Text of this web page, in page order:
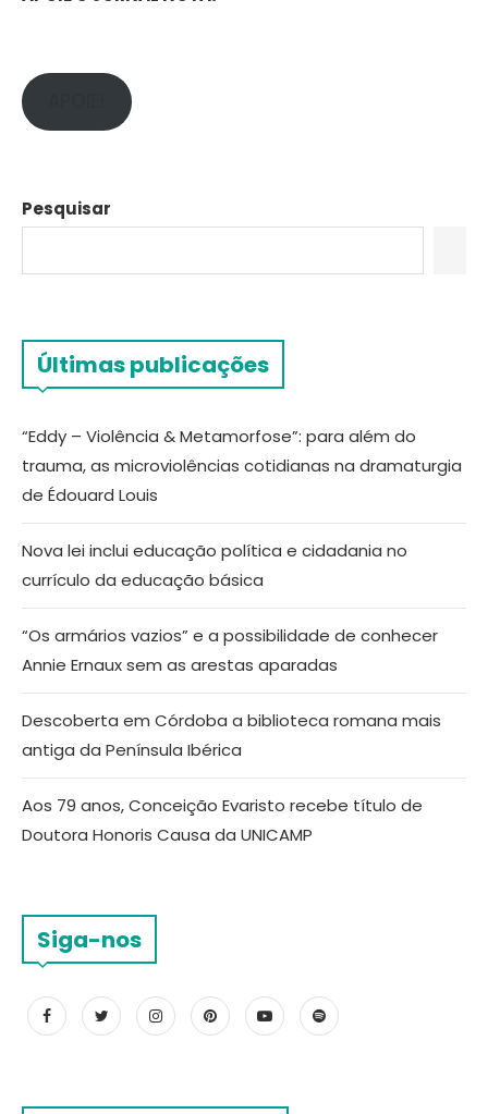
Pesquisar
Últimas publicações
“Eddy – Violência & Metamorfose”: para além do
trauma, as microviolências cotidianas na dramaturgia
de Édouard Louis
Nova lei inclui educação política e cidadania no
currículo da educação básica
“Os armários vazios” e a possibilidade de conhecer
Annie Ernaux sem as arestas aparadas
Descoberta em Córdoba a biblioteca romana mais
antiga da Península Ibérica
Aos 79 anos, Conceição Evaristo recebe título de
Doutora Honoris Causa da UNICAMP
Siga-nos